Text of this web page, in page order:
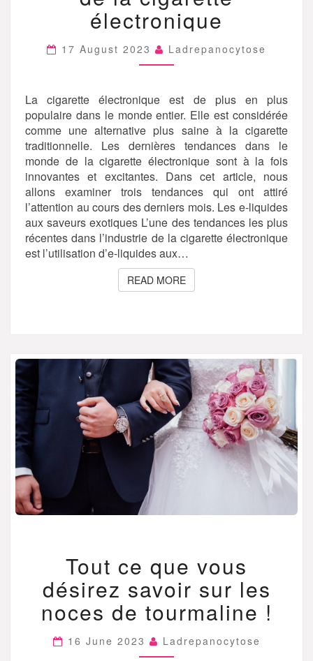
LA
CIGARETTE
électronique
17 August 2023 Ladrepanocytose
La cigarette électronique est de plus en plus
populaire dans le monde entier. Elle est considérée
comme une alternative plus saine à la cigarette
traditionnelle. Les dernières tendances dans le
monde de la cigarette électronique sont à la fois
innovantes et excitantes. Dans cet article, nous
allons examiner trois tendances qui ont attiré
l’attention au cours des derniers mois. Les e-liquides
aux saveurs exotiques L’une des tendances les plus
récentes dans l’industrie de la cigarette électronique
est l’utilisation d’e-liquides aux…
READ MOREREAD MORE
CE
QUE
VOUS
SAVOIR
LES
Tout ce que vous
désirez savoir sur les
noces de tourmaline !
16 June 2023 Ladrepanocytose